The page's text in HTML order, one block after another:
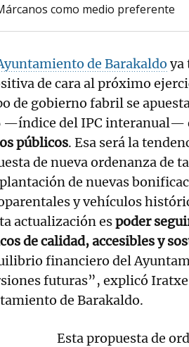
como medio preferente
de Barakaldo ya
de cara al próximo
de gobierno fabril se
—índice del IPC interanual—
públicos. Esa será la
de nueva ordenanza de
de nuevas
y vehículos
actualización espoder
de calidad, accesibles y
financiero del
futuras”, explicó Iratxe
de Barakaldo.
Esta propuesta de